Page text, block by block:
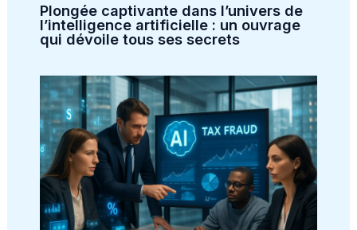
Plongée captivante dans l’univers de
l’intelligence artificielle : un ouvrage
qui dévoile tous ses secrets